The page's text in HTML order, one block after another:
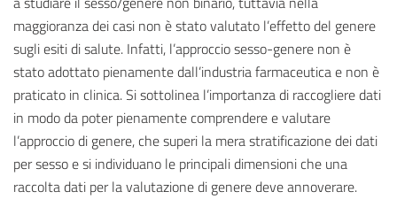
maggioranza dei casi non è stato valutato l’effetto del genere
sugli esiti di salute. Infatti, l’approccio sesso-genere non è
stato adottato pienamente dall’industria farmaceutica e non è
praticato in clinica. Si sottolinea l’importanza di raccogliere dati
in modo da poter pienamente comprendere e valutare
l’approccio di genere, che superi la mera stratificazione dei dati
per sesso e si individuano le principali dimensioni che una
raccolta dati per la valutazione di genere deve annoverare.